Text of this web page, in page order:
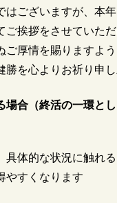
はございますが、本
ご挨拶をさせていた
ご厚情を賜りますよ
場合（終活の一環とし
具体的な状況に触れる
やすくなります